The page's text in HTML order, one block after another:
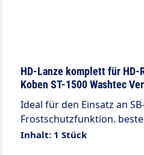
HD-Lanze komplett für
Koben ST-1500 Washtec
und Länge M18 40035
Ideal für den Einsatz an
Frostschutzfunktion. bestehend aus: Hochdruck
Pistole ST-1500
Inhalt: 1 Stück